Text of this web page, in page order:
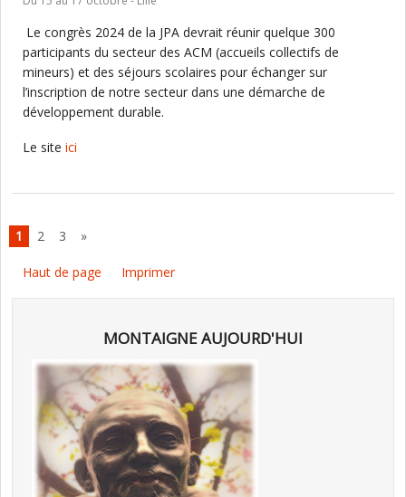
Le congrès 2024 de la JPA devrait réunir quelque 300
participants du secteur des ACM (accueils collectifs de
mineurs) et des séjours scolaires pour échanger sur
l’inscription de notre secteur dans une démarche de
développement durable.
Le site ici
1 2 3 »
Haut de page Imprimer
MONTAIGNE AUJOURD'HUI